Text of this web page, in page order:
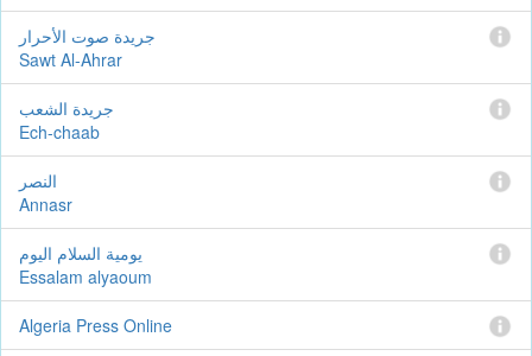
جريدة صوت الأحرار
Sawt Al-Ahrar
جريدة الشعب
Ech-chaab
النصر
Annasr
يومية السلام اليوم
Essalam alyaoum
Algeria Press Online